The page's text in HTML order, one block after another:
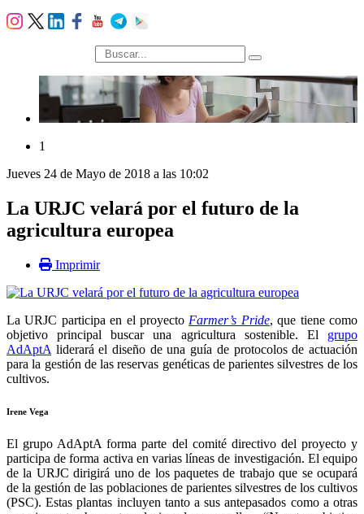
búsqueda
1
Jueves 24 de Mayo de 2018 a las 10:02
La URJC velará por el futuro de la
agricultura europea
Imprimir
La URJC participa en el proyecto Farmer’s Pride, que tiene como
objetivo principal buscar una agricultura sostenible. El grupo
AdAptA liderará el diseño de una guía de protocolos de actuación
para la gestión de las reservas genéticas de parientes silvestres de los
cultivos.
Irene Vega
El grupo AdAptA forma parte del comité directivo del proyecto y
participa de forma activa en varias líneas de investigación. El equipo
de la URJC dirigirá uno de los paquetes de trabajo que se ocupará
de la gestión de las poblaciones de parientes silvestres de los cultivos
(PSC). Estas plantas incluyen tanto a sus antepasados como a otras